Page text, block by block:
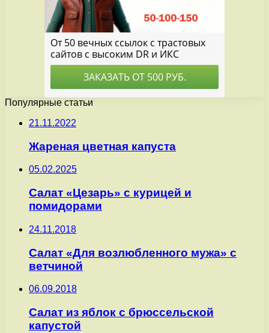
Популярные статьи
21.11.2022
Жареная цветная капуста
05.02.2025
Салат «Цезарь» с курицей и
помидорами
24.11.2018
Салат «Для возлюбленного мужа» с
ветчиной
06.09.2018
Салат из яблок с брюссельской
капустой